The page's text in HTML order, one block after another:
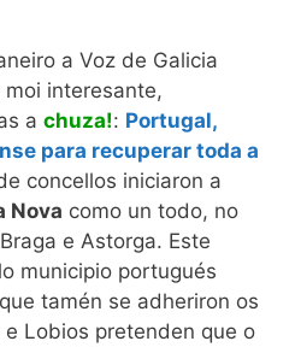
a Voz de Galicia
interesante,
a chuza!: Portugal,
para recuperar toda a
concellos iniciaron a
Nova como un todo, no
e Astorga. Este
municipio portugués
tamén se adheriron os
Lobios pretenden que o